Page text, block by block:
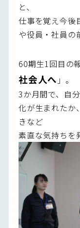
と、
仕事を覚え今後
や役員・社員の
60期生1回目の
社会人へ 」。
3か月間で、自
化が生まれたか
きなど
素直な気持ちを